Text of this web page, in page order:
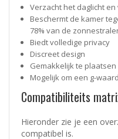
Verzacht het daglicht
Beschermt de kamer
78% van de
Biedt volledige privacy
Discreet design
Gemakkelijk te plaatsen
Mogelijk om een g-
Compatibiliteits
Hieronder zie je een
compatibel is.